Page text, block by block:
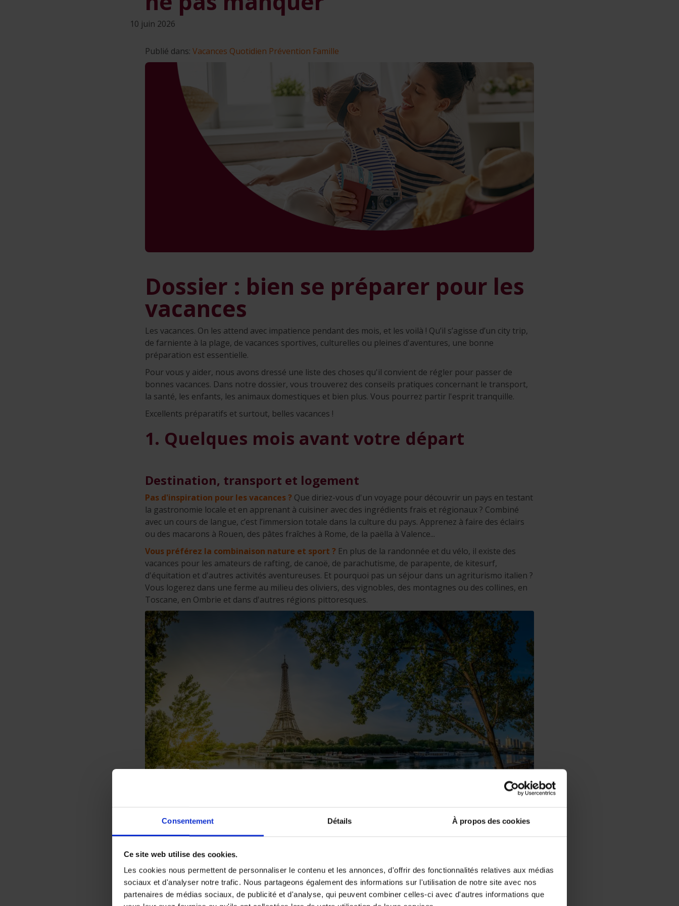
Consentement Détails À propos des cookies
Ce site web utilise des cookies.
Les cookies nous permettent de personnaliser le contenu et les annonces, d'offrir des fonctionnalités relatives aux médias
sociaux et d'analyser notre trafic. Nous partageons également des informations sur l'utilisation de notre site avec nos
partenaires de médias sociaux, de publicité et d'analyse, qui peuvent combiner celles-ci avec d'autres informations que
10 juin 2026
Publié dans: Vacances Quotidien Prévention Famille
Dossier : bien se préparer pour les
vacances
Les vacances. On les attend avec impatience pendant des mois, et les voilà ! Qu’il s’agisse d’un city trip,
de farniente à la plage, de vacances sportives, culturelles ou pleines d'aventures, une bonne
préparation est essentielle.
Pour vous y aider, nous avons dressé une liste des choses qu'il convient de régler pour passer de
bonnes vacances. Dans notre dossier, vous trouverez des conseils pratiques concernant le transport,
la santé, les enfants, les animaux domestiques et bien plus. Vous pourrez partir l'esprit tranquille.
Excellents préparatifs et surtout, belles vacances !
1. Quelques mois avant votre départ
Destination, transport et logement
Pas d'inspiration pour les vacances ? Que diriez-vous d'un voyage pour découvrir un pays en testant
la gastronomie locale et en apprenant à cuisiner avec des ingrédients frais et régionaux ? Combiné
avec un cours de langue, c’est l’immersion totale dans la culture du pays. Apprenez à faire des éclairs
ou des macarons à Rouen, des pâtes fraîches à Rome, de la paëlla à Valence...
Vous préférez la combinaison nature et sport ? En plus de la randonnée et du vélo, il existe des
vacances pour les amateurs de rafting, de canoë, de parachutisme, de parapente, de kitesurf,
d'équitation et d'autres activités aventureuses. Et pourquoi pas un séjour dans un agriturismo italien ?
Vous logerez dans une ferme au milieu des oliviers, des vignobles, des montagnes ou des collines, en
Toscane, en Ombrie et dans d'autres régions pittoresques.
Witcher), Paris (le décor de centaines de séries et de films), Berlin (77 cinémas !), Genève, Rome ou
Bologne vous séduirait ? Mais vous pouvez aussi profiter de vos vacances pour assister à un festival
de musique ou un événement sportif, faire un safari, pratiquer le bénévolat... Les possibilités sont